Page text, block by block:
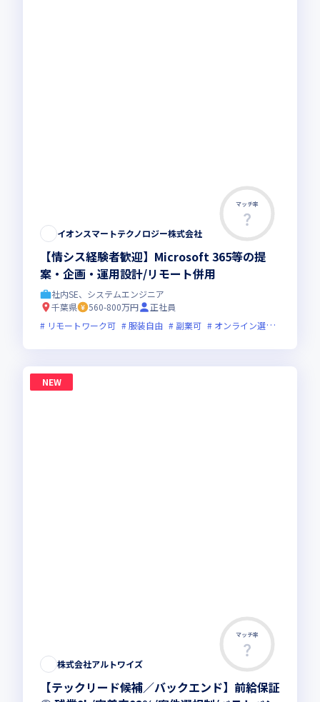
マッチ率
イオンスマートテクノロジー株式会社
【情シス経験者歓迎】Microsoft 365等の提
案・企画・運用設計/リモート併用
社内SE、システムエンジニア
千葉県
560-800万円
正社員
リモートワーク可
服装自由 副業可 オンライン選考可
NEW
マッチ率
株式会社アルトワイズ
【テックリード候補／バックエンド】前給保証